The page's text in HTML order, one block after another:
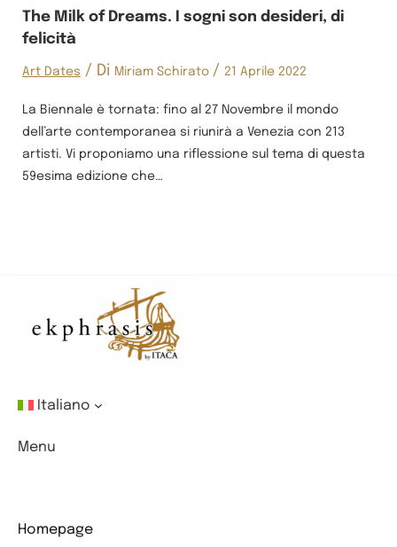
The Milk of Dreams. I sogni son desideri, di
felicità
Art Dates / Di Miriam Schirato / 21 Aprile 2022
La Biennale è tornata: fino al 27 Novembre il mondo
dell’arte contemporanea si riunirà a Venezia con 213
artisti. Vi proponiamo una riflessione sul tema di questa
59esima edizione che…
Italiano
Menu
Homepage